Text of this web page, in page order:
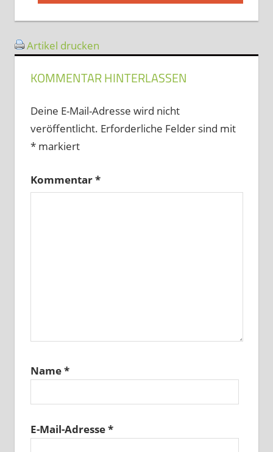
Beitrag:
Artikel drucken
KOMMENTAR HINTERLASSEN
Deine E-Mail-Adresse wird nicht
veröffentlicht. Erforderliche Felder sind mit
*markiert
Kommentar*
Name*
E-Mail-Adresse*